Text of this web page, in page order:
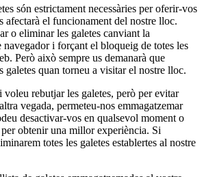
són estrictament necessàries per oferir-vos
afectarà el funcionament del nostre lloc.
o eliminar les galetes canviant la
i forçant el bloqueig de totes les
Però això sempre us demanarà que
galetes quan torneu a visitar el nostre lloc.
voleu rebutjar les galetes, però per evitar
vegada, permeteu-nos emmagatzemar
desactivar-vos en qualsevol moment o
obtenir una millor experiència. Si
totes les galetes establertes al nostre